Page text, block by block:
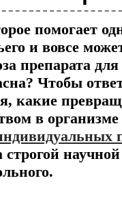
от рака
медицина
позволяют надеяться, что
помогает
и вовсе
препарата для
Чтобы
какие
в